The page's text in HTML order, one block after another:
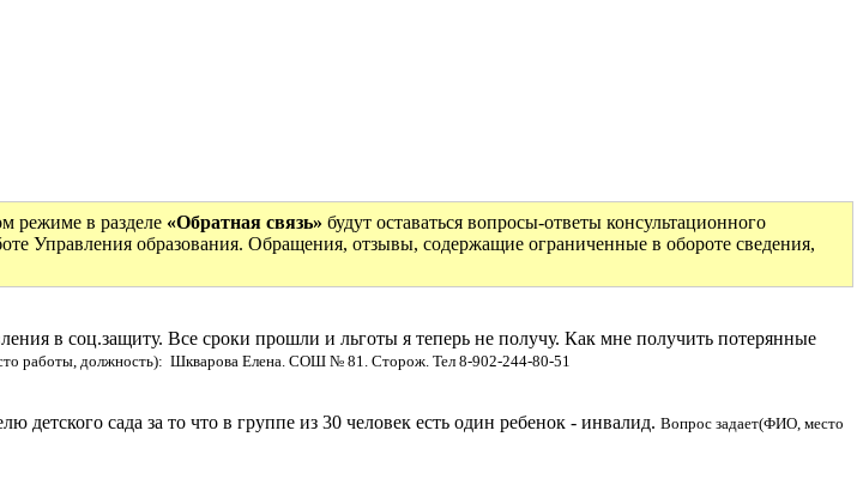
режиме в разделе «Обратная связь» будут оставаться вопросы-ответы консультационного
Управления образования. Обращения, отзывы, содержащие ограниченные в обороте сведения,
в соц.защиту. Все сроки прошли и льготы я теперь не получу. Как мне получить потерянные
работы, должность): Шкварова Елена. СОШ № 81. Сторож. Тел 8-902-244-80-51
детского сада за то что в группе из 30 человек есть один ребенок - инвалид. Вопрос задает(ФИО, место